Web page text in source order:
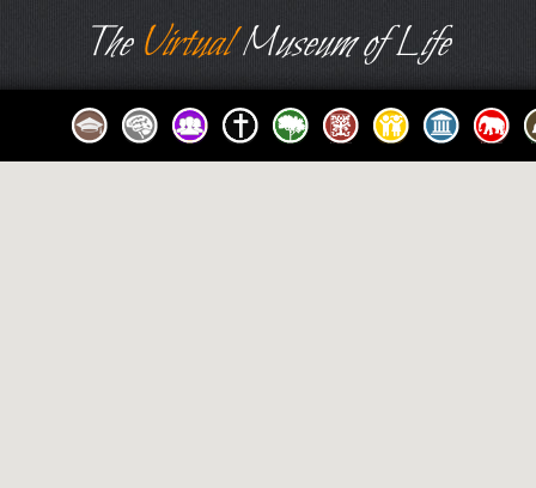
TheVirtualMuseum of Life